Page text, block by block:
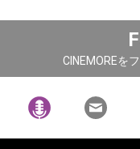
CINEMOREを